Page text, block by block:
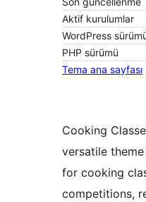
Aktif kurulumlar
WordPress
PHP sürümü
Tema ana sayfası
Cooking
versatile
for cooking
competitions,